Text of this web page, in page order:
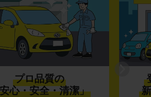
プロ品質の
心・安全・清潔」